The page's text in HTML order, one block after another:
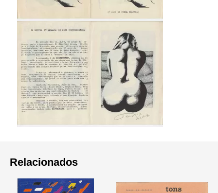
Relacionados